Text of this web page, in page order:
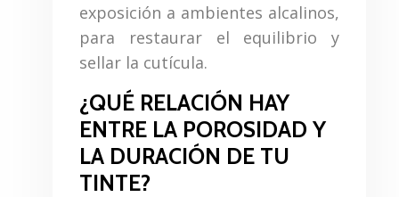
exposición a ambientes alcalinos,
para restaurar el equilibrio y
sellar la cutícula.
¿QUÉ RELACIÓN HAY
ENTRE LA POROSIDAD Y
LA DURACIÓN DE TU
TINTE?